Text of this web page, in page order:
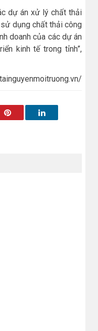
dự án xử lý chất thải
dụng chất thải công
doanh của các dự án
kinh tế trong tỉnh”,
Pinterest LinkedIn